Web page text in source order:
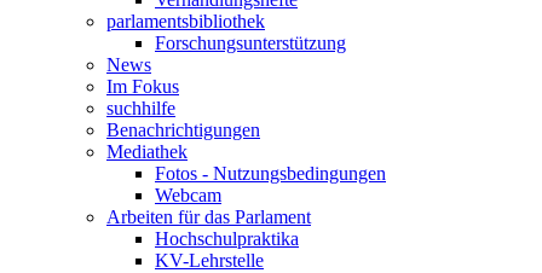
parlamentsbibliothek
Forschungsunterstützung
News
Im Fokus
suchhilfe
Benachrichtigungen
Mediathek
Fotos - Nutzungsbedingungen
Webcam
Arbeiten für das Parlament
Hochschulpraktika
KV-Lehrstelle